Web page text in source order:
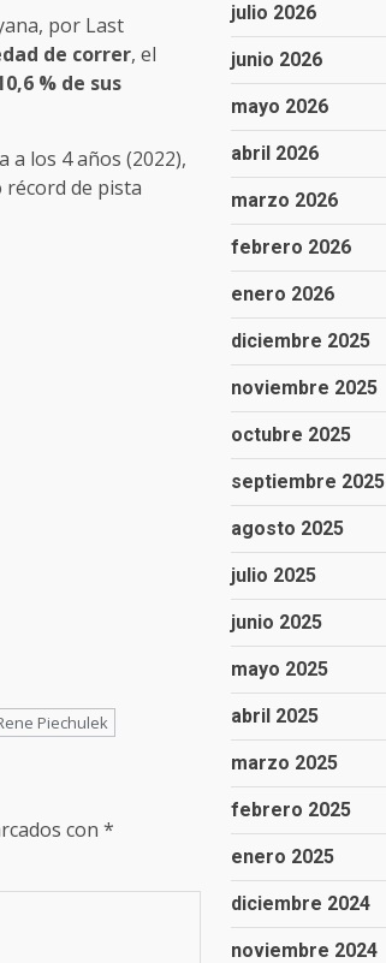
por Last
de correr, el
% de sus
a los 4 años (2022),
récord de pista
Piechulek
con *
julio 2026
junio 2026
mayo 2026
abril 2026
marzo 2026
febrero 2026
enero 2026
diciembre 2025
noviembre 2025
octubre 2025
septiembre 2025
agosto 2025
julio 2025
junio 2025
mayo 2025
abril 2025
marzo 2025
febrero 2025
enero 2025
diciembre 2024
noviembre 2024